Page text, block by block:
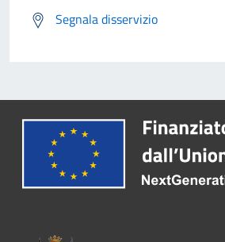
Segnala disservizio